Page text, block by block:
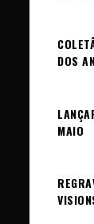
DOS
MAIO